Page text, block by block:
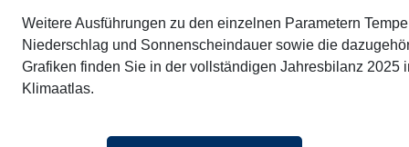
Weitere Ausführungen zu den einzelnen Parametern
Niederschlag und Sonnenscheindauer sowie die
Grafiken finden Sie in der vollständigen Jahresbilanz 2025
Klimaatlas.